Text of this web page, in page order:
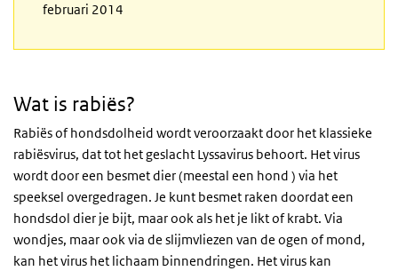
februari 2014
Wat is rabiës?
Rabiës of hondsdolheid wordt veroorzaakt door het klassieke
rabiësvirus, dat tot het geslacht Lyssavirus behoort. Het virus
wordt door een besmet dier (meestal een hond ) via het
speeksel overgedragen. Je kunt besmet raken doordat een
hondsdol dier je bijt, maar ook als het je likt of krabt. Via
wondjes, maar ook via de slijmvliezen van de ogen of mond,
kan het virus het lichaam binnendringen. Het virus kan